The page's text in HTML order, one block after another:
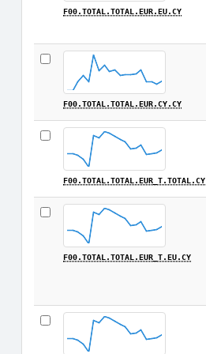
F00.TOTAL.TOTAL.EUR.EU.CY
F00.TOTAL.TOTAL.EUR.CY.CY
F00.TOTAL.TOTAL.EUR_T.TOTAL.CY
F00.TOTAL.TOTAL.EUR_T.EU.CY